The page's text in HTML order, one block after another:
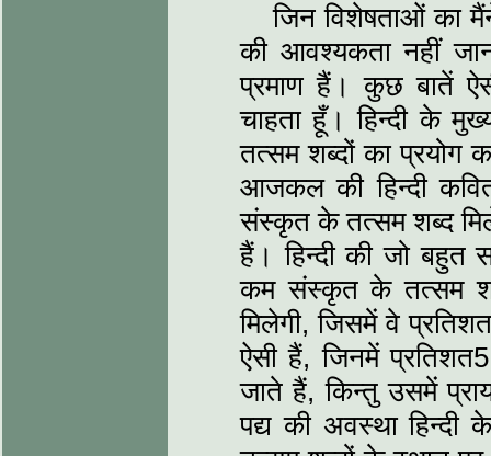
जिन विशेषताओं का
की आवश्यकता नहीं
प्रमाण हैं। कुछ बातें
चाहता हूँ। हिन्दी के
तत्सम शब्दों का
आजकल की हिन्दी
संस्कृत के तत्सम शब्द
हैं। हिन्दी की जो बहुत
कम संस्कृत के तत्सम
मिलेगी, जिसमें वे
ऐसी हैं, जिनमें
जाते हैं, किन्तु उसमें
पद्य की अवस्था